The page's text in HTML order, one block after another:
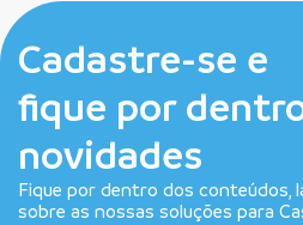
Cadastre-se e
fique por
novidades
Fique por dentro dos conteúdos,
sobre as nossas soluções para